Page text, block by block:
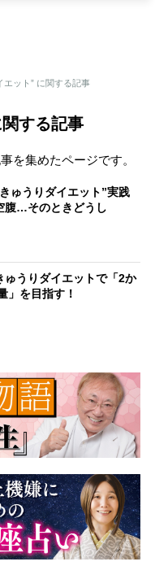
エット” に関する記事
する記事
を集めたページです。
ゅうりダイエット”実践
腹…そのときどうし
ゅうりダイエットで「2か
」を目指す！